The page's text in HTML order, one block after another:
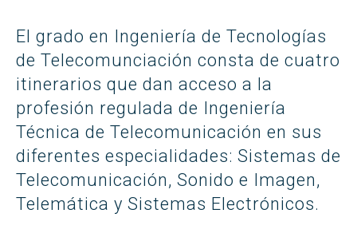
El grado en Ingeniería de Tecnologías
de Telecomunciación consta de cuatro
itinerarios que dan acceso a la
profesión regulada de Ingeniería
Técnica de Telecomunicación en sus
diferentes especialidades: Sistemas de
Telecomunicación, Sonido e Imagen,
Telemática y Sistemas Electrónicos.